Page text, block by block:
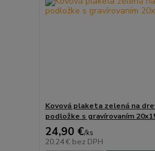
Kovová plaketa zelená na
podložke s gravírovaním
24,90 €/ks
20,24 € bez DPH